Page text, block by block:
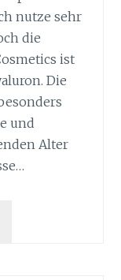
nutze sehr
die
ist
Die
und
Alter